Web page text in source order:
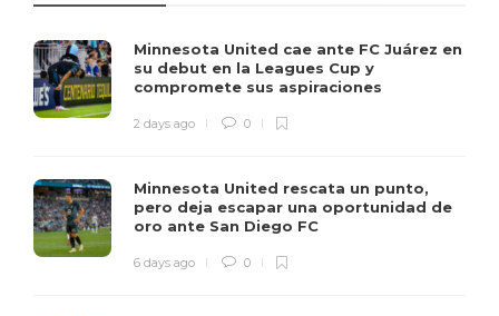
Minnesota United cae ante FC Juárez en
su debut en la Leagues Cup y
compromete sus aspiraciones
2 days ago 0
Minnesota United rescata un punto,
pero deja escapar una oportunidad de
oro ante San Diego FC
6 days ago 0